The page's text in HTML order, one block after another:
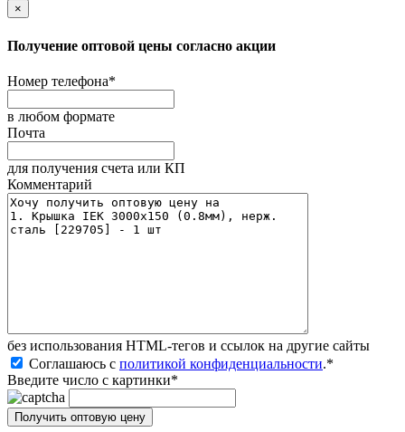
×
Получение оптовой цены согласно акции
Номер телефона*
в любом формате
Почта
для получения счета или КП
Комментарий
без иcпользования HTML-тегов и ссылок на другие сайты
Соглашаюсь с политикой конфиденциальности.*
Введите число с картинки*